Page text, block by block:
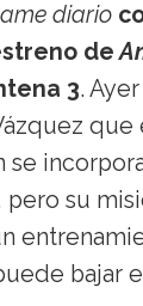
diario
de
3.
se
su
bajar